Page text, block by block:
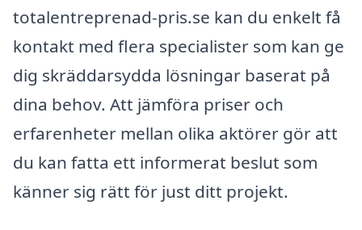
totalentreprenad-pris.se kan du enkelt få
kontakt med flera specialister som kan ge
dig skräddarsydda lösningar baserat på
dina behov. Att jämföra priser och
erfarenheter mellan olika aktörer gör att
du kan fatta ett informerat beslut som
känner sig rätt för just ditt projekt.